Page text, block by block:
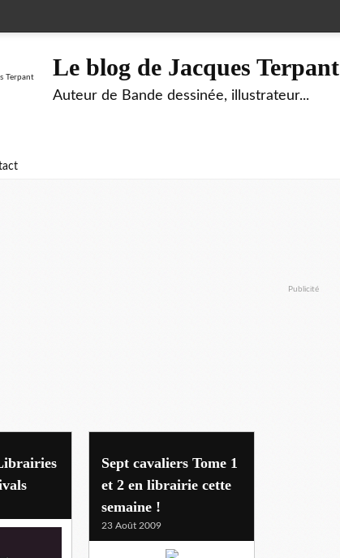
Le blog de Jacques Terpant
Auteur de Bande dessinée, illustrateur...
Publicité
Sept cavaliers Tome 1
et 2 en librairie cette
semaine !
23 Août 2009